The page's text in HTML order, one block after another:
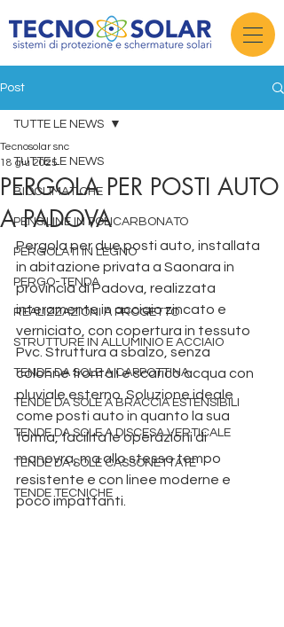
Post
TUTTE LE NEWS
BIOCLIMATICHE
PENSILINE IN POLICARBONATO
PERGOLATI IN LEGNO
PERGO-TENDA
REALIZZAZIONI A PROGETTO
STRUTTURE IN ALLUMINIO E ACCIAIO
TENDE DA SOLE A CAPPOTTINA
TENDE DA SOLE A BRACCIA ESTENSIBILI
TENDE DA SOLE A DISCESA VERTICALE
TENDE DA SOLE CASSONETTATE
TENDE TECNICHE
TUTTE LE NEWS
PERGOLA PER POSTI AUTO
A PADOVA
Tecnosolar snc
18 giu 2025
Pergola per due posti auto, installata
in abitazione privata a Saonara in
provincia di Padova, realizzata
interamente in acciaio zincato e
verniciato, con copertura in tessuto
Pvc. Struttura a sbalzo, senza
colonne frontali e scarico acqua con
pluviale esterno. Soluzione ideale
come posti auto in quanto la sua
forma, facilità le operazioni di
manovra, ma allo stesso tempo
resistente e con linee moderne e
poco impattanti.